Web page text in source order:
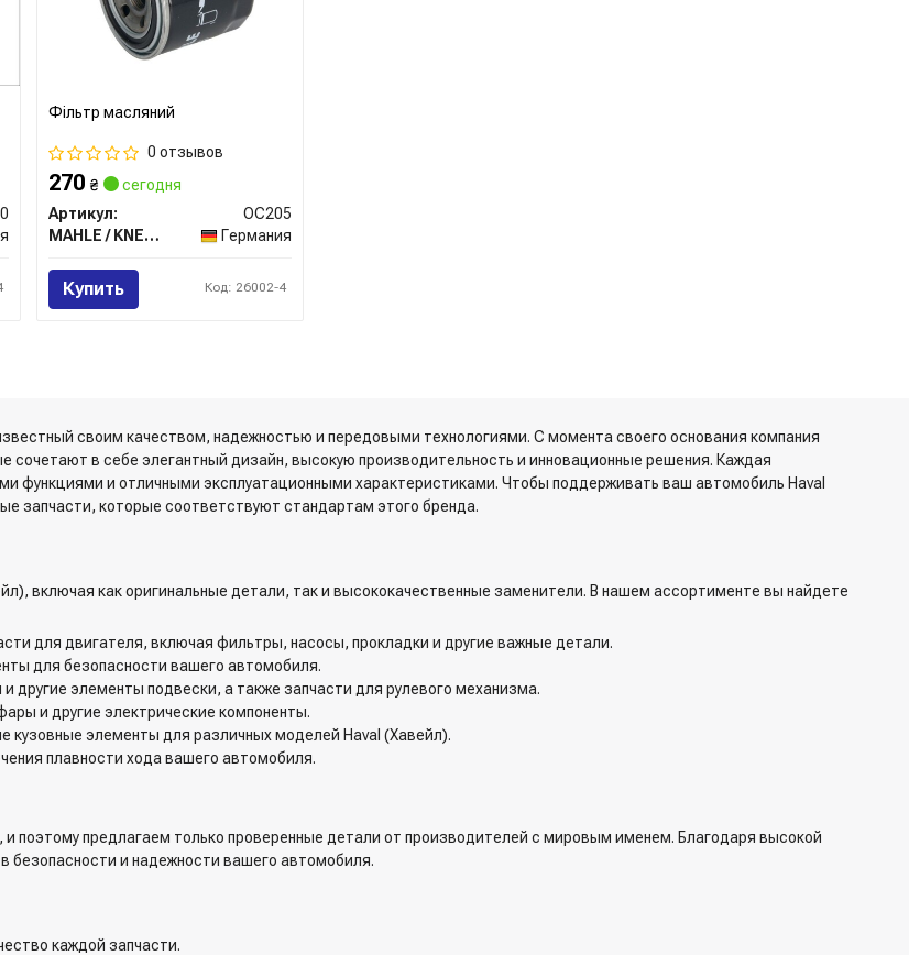
Фільтр масляний
0 отзывов
270 ₴
сегодня
Артикул:
OC205
MAHLE / KNECHT
Германия
Купить Код: 26002-4
своим качеством, надежностью и передовыми технологиями. С момента своего основания компания
в себе элегантный дизайн, высокую производительность и инновационные решения. Каждая
функциями и отличными эксплуатационными характеристиками. Чтобы поддерживать ваш автомобиль Haval
запчасти, которые соответствуют стандартам этого бренда.
включая как оригинальные детали, так и высококачественные заменители. В нашем ассортименте вы найдете
для двигателя, включая фильтры, насосы, прокладки и другие важные детали.
для безопасности вашего автомобиля.
другие элементы подвески, а также запчасти для рулевого механизма.
и другие электрические компоненты.
кузовные элементы для различных моделей Haval (Хавейл).
плавности хода вашего автомобиля.
поэтому предлагаем только проверенные детали от производителей с мировым именем. Благодаря высокой
безопасности и надежности вашего автомобиля.
каждой запчасти.